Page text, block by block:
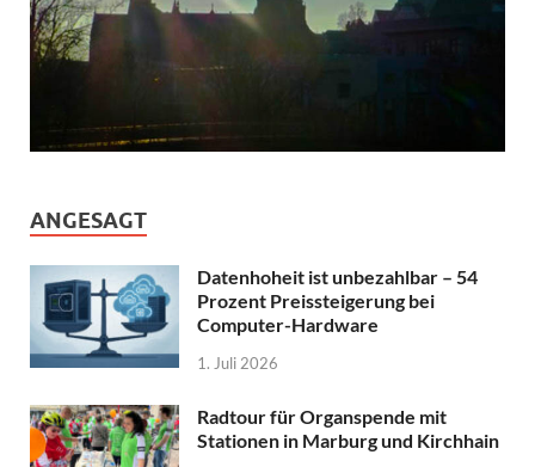
ANGESAGT
Datenhoheit ist unbezahlbar – 54
Prozent Preissteigerung bei
Computer-Hardware
1. Juli 2026
Radtour für Organspende mit
Stationen in Marburg und Kirchhain